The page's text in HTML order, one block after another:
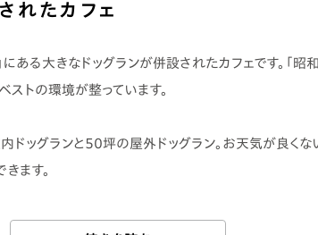
れたカフェ
ある大きなドッグランが併設されたカフェです。「昭
ストの環境が整っています。
ッグランと50坪の屋外ドッグラン。お天気が良くな
ます。